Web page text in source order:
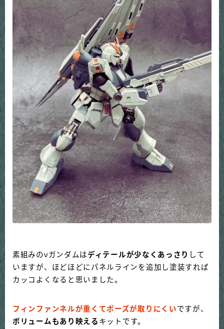
素組みのνガンダムはディテールが少なくあっさり して
いますが、ほどほどにパネルラインを追加し塗装すれば
カッコよくなると思いました。
フィンファンネルが重くてポーズが取りにくいですが、
ボリュームもあり映える キットです。